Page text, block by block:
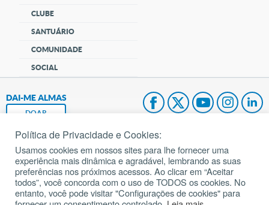
CLUBE
SANTUÁRIO
COMUNIDADE
SOCIAL
DAI-ME ALMAS
DOAR
Fundação João Paulo II
Pedido de Oração
Mapa do site
Política de Privacidade e Cookies:
Usamos cookies em nossos sites para lhe fornecer uma
experiência mais dinâmica e agradável, lembrando as suas
preferências nos próximos acessos. Ao clicar em “Aceitar
todos”, você concorda com o uso de TODOS os cookies. No
entanto, você pode visitar "Configurações de cookies" para